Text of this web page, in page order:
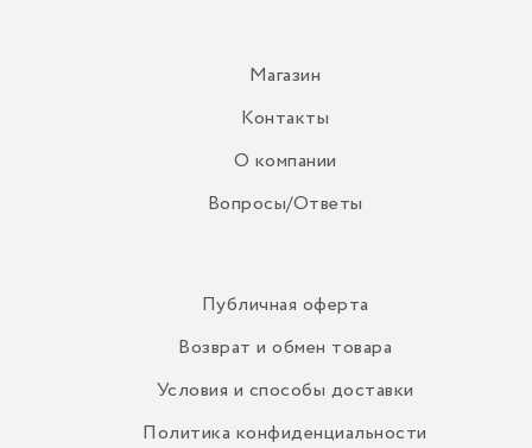
Магазин
Контакты
О компании
Вопросы/Ответы
Публичная оферта
Возврат и обмен товара
Условия и способы доставки
Политика конфиденциальности